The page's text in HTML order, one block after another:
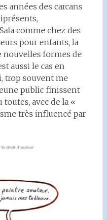
années des carcans
comme chez des
pour enfants, la
nouvelles formes de
aussi le cas en
trop souvent me
public finissent
avec de la «
très influencé par